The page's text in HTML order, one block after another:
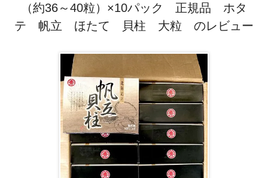
（約36～40粒）×10パック 正規品 ホタ
テ 帆立 ほたて 貝柱 大粒 のレビュー